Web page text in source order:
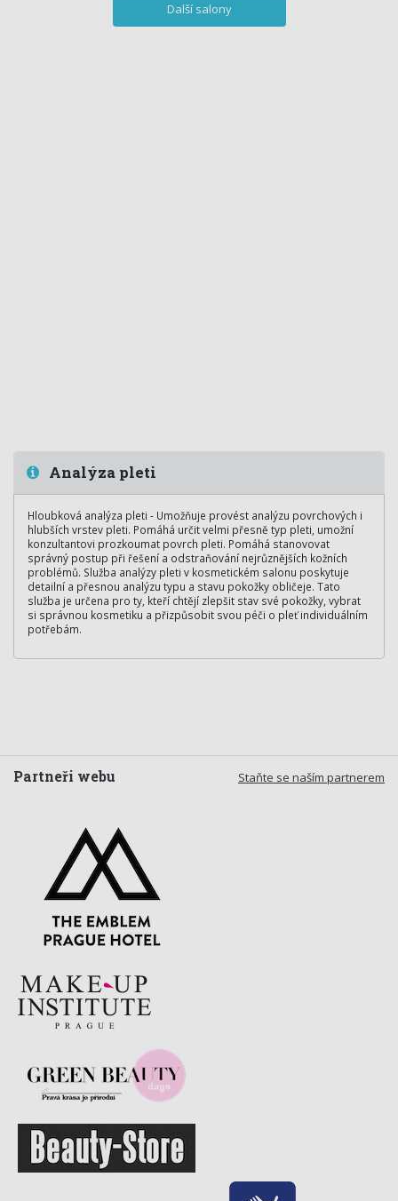
Další salony
Analýza pleti
Hloubková analýza pleti - Umožňuje provést analýzu povrchových i
hlubších vrstev pleti. Pomáhá určit velmi přesně typ pleti, umožní
konzultantovi prozkoumat povrch pleti. Pomáhá stanovovat
správný postup při řešení a odstraňování nejrůznějších kožních
problémů. Služba analýzy pleti v kosmetickém salonu poskytuje
detailní a přesnou analýzu typu a stavu pokožky obličeje. Tato
služba je určena pro ty, kteří chtějí zlepšit stav své pokožky, vybrat
si správnou kosmetiku a přizpůsobit svou péči o pleť individuálním
potřebám.
Staňte se naším partnerem
Partneři webu